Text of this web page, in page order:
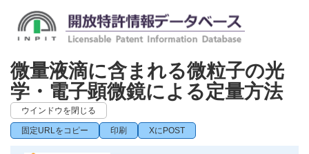
微量液滴に含まれる微粒子の光
学・電子顕微鏡による定量方法
ウインドウを閉じる
固定URLをコピー 印刷 XにPOST